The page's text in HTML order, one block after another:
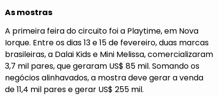
As mostras
A primeira feira do circuito foi a Playtime, em Nova
Iorque. Entre os dias 13 e 15 de fevereiro, duas marcas
brasileiras, a Dalai Kids e Mini Melissa, comercializaram
3,7 mil pares, que geraram US$ 85 mil. Somando os
negócios alinhavados, a mostra deve gerar a venda
de 11,4 mil pares e gerar US$ 255 mil.